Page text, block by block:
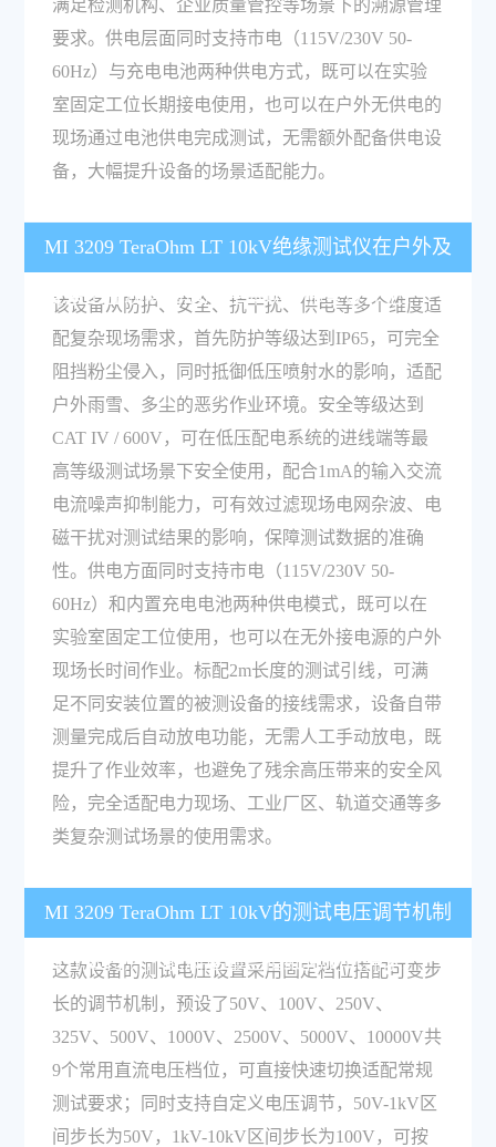
满足检测机构、企业质量管控等场景下的溯源管理
要求。供电层面同时支持市电（115V/230V 50-
60Hz）与充电电池两种供电方式，既可以在实验
室固定工位长期接电使用，也可以在户外无供电的
现场通过电池供电完成测试，无需额外配备供电设
备，大幅提升设备的场景适配能力。
MI 3209 TeraOhm LT 10kV绝缘测试仪在户外及
复杂工业现场的适用性体现在哪些设计上？
该设备从防护、安全、抗干扰、供电等多个维度适
配复杂现场需求，首先防护等级达到IP65，可完全
阻挡粉尘侵入，同时抵御低压喷射水的影响，适配
户外雨雪、多尘的恶劣作业环境。安全等级达到
CAT IV / 600V，可在低压配电系统的进线端等最
高等级测试场景下安全使用，配合1mA的输入交流
电流噪声抑制能力，可有效过滤现场电网杂波、电
磁干扰对测试结果的影响，保障测试数据的准确
性。供电方面同时支持市电（115V/230V 50-
60Hz）和内置充电电池两种供电模式，既可以在
实验室固定工位使用，也可以在无外接电源的户外
现场长时间作业。标配2m长度的测试引线，可满
足不同安装位置的被测设备的接线需求，设备自带
测量完成后自动放电功能，无需人工手动放电，既
提升了作业效率，也避免了残余高压带来的安全风
险，完全适配电力现场、工业厂区、轨道交通等多
类复杂测试场景的使用需求。
MI 3209 TeraOhm LT 10kV的测试电压调节机制
有什么特点，能满足哪些精细化测试需求？
这款设备的测试电压设置采用固定档位搭配可变步
长的调节机制，预设了50V、100V、250V、
325V、500V、1000V、2500V、5000V、10000V共
9个常用直流电压档位，可直接快速切换适配常规
测试要求；同时支持自定义电压调节，50V-1kV区
间步长为50V，1kV-10kV区间步长为100V，可按